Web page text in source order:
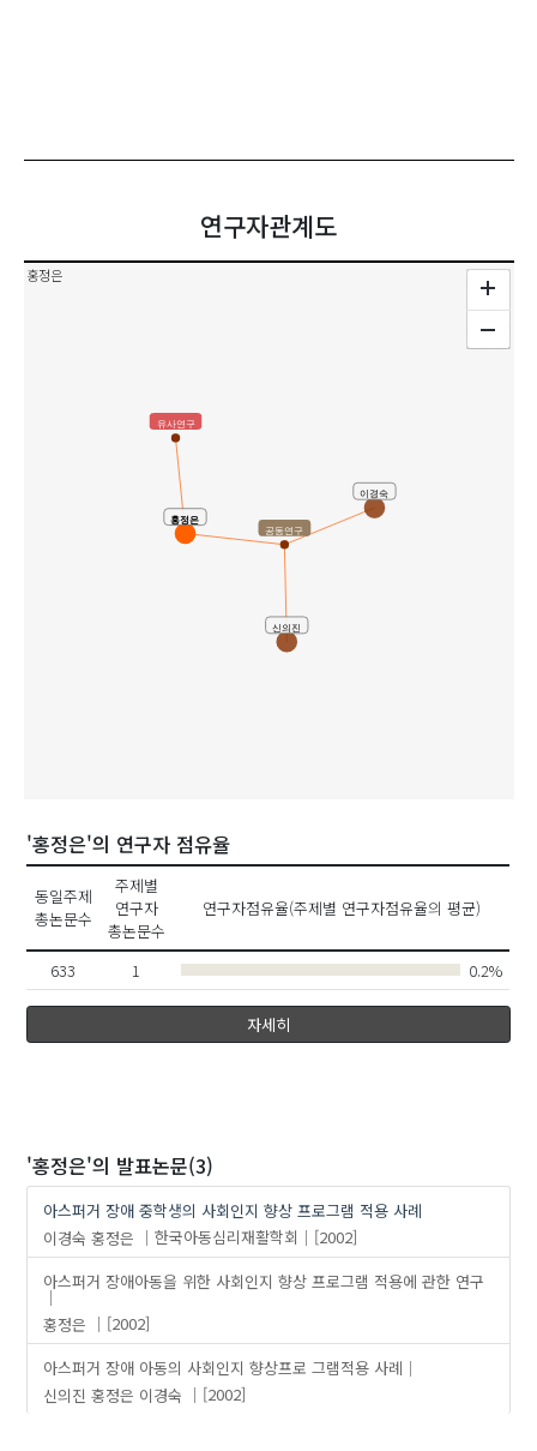
연구자관계도
홍정은
신의진
이경숙
홍정은
공동연구
유사연구
'홍정은'의 연구자 점유율
동일주제
총논문수
주제별
연구자
총논문수
연구자점유율(주제별 연구자점유율의 평균)
633 1 0.2%
자세히
'홍정은'의 발표논문(3)
아스퍼거 장애 중학생의 사회인지 향상 프로그램 적용 사례
이경숙 홍정은 한국아동심리재활학회
[2002]
아스퍼거 장애아동을 위한 사회인지 향상 프로그램 적용에 관한 연구
홍정은
[2002]
아스퍼거 장애 아동의 사회인지 향상프로 그램적용 사례
신의진 홍정은 이경숙 [2002]